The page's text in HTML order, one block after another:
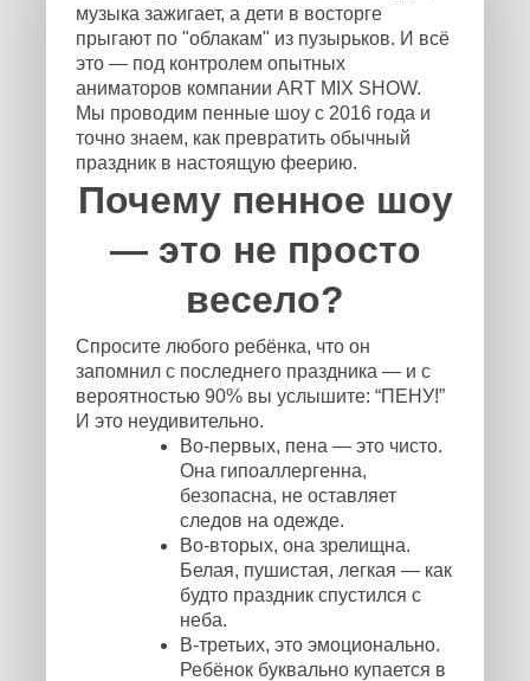
музыка зажигает, а дети в восторге
прыгают по "облакам" из пузырьков. И всё
это — под контролем опытных
аниматоров компании ART MIX SHOW.
Мы проводим пенные шоу с 2016 года и
точно знаем, как превратить обычный
праздник в настоящую феерию.
Почему пенное шоу
— это не просто
весело?
Спросите любого ребёнка, что он
запомнил с последнего праздника — и с
вероятностью 90% вы услышите: “ПЕНУ!”
И это неудивительно.
Во-первых, пена — это чисто.
Она гипоаллергенна,
безопасна, не оставляет
следов на одежде.
Во-вторых, она зрелищна.
Белая, пушистая, легкая — как
будто праздник спустился с
неба.
В-третьих, это эмоционально.
Ребёнок буквально купается в